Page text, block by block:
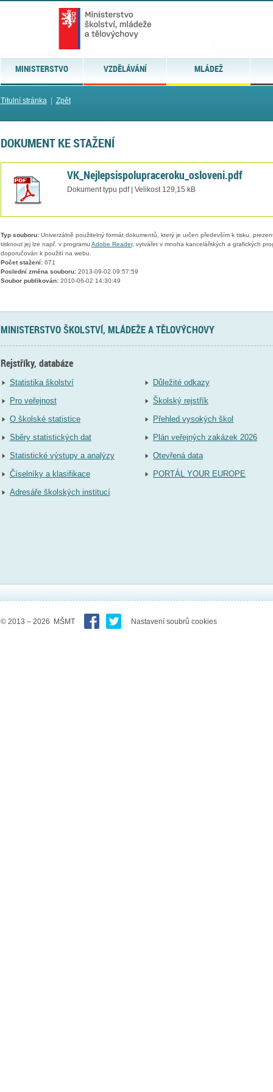
MINISTERSTVO VZDĚLÁVÁNÍ MLÁDEŽ
Titulní stránka| Zpět
DOKUMENT KE STAŽENÍ
VK_Nejlepsispolupraceroku_osloveni.pdf
Dokument typu pdf | Velikost 129,15 kB
Typ souboru:Univerzálně použitelný formát dokumentů, který je určen především k tisku,
tisknout jej lze např. v programu Adobe Reader, vytvářet v mnoha kancelářských a grafických
doporučován k použití na webu.
Počet stažení:671
Poslední změna souboru:2013-09-02 09:57:59
Soubor publikován:2010-06-02 14:30:49
MINISTERSTVO ŠKOLSTVÍ, MLÁDEŽE A TĚLOVÝCHOVY
Rejstříky, databáze
Statistika školství
Pro veřejnost
O školské statistice
Sběry statistických dat
Statistické výstupy a analýzy
Číselníky a klasifikace
Adresáře školských institucí
Důležité odkazy
Školský rejstřík
Přehled vysokých škol
Plán veřejných zakázek 2026
Otevřená data
PORTÁL YOUR EUROPE
© 2013 – 2026 MŠMT Nastavení soubrů cookies